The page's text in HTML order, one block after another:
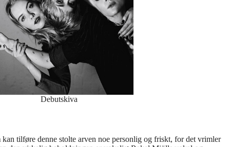
Debutskiva
tilføre denne stolte arven noe personlig og friskt, for det vrimler